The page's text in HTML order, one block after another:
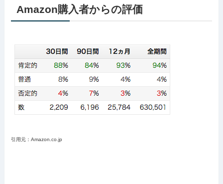
Amazon購入者からの評価
引用元：Amazon.co.jp